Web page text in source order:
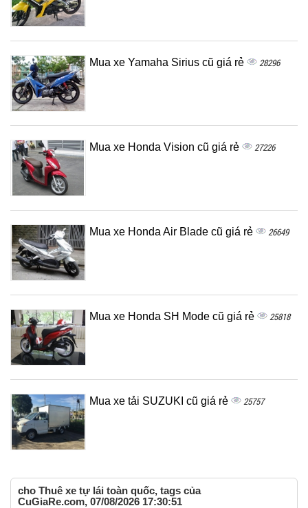
Mua xe Yamaha Sirius cũ giá rẻ 28296
Mua xe Honda Vision cũ giá rẻ 27226
Mua xe Honda Air Blade cũ giá rẻ 26649
Mua xe Honda SH Mode cũ giá rẻ 25818
Mua xe tải SUZUKI cũ giá rẻ 25757
cho Thuê xe tự lái toàn quốc, tags của
CuGiaRe.com, 07/08/2026 17:30:51